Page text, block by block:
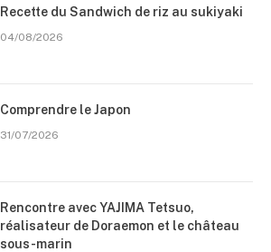
Recette du Sandwich de riz au sukiyaki
04/08/2026
Comprendre le Japon
31/07/2026
Rencontre avec YAJIMA Tetsuo,
réalisateur de Doraemon et le château
sous-marin